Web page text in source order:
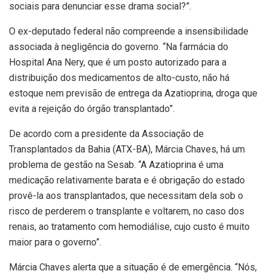
sociais para denunciar esse drama social?”.
O ex-deputado federal não compreende a insensibilidade
associada à negligência do governo. “Na farmácia do
Hospital Ana Nery, que é um posto autorizado para a
distribuição dos medicamentos de alto-custo, não há
estoque nem previsão de entrega da Azatioprina, droga que
evita a rejeição do órgão transplantado”.
De acordo com a presidente da Associação de
Transplantados da Bahia (ATX-BA), Márcia Chaves, há um
problema de gestão na Sesab. “A Azatioprina é uma
medicação relativamente barata e é obrigação do estado
provê-la aos transplantados, que necessitam dela sob o
risco de perderem o transplante e voltarem, no caso dos
renais, ao tratamento com hemodiálise, cujo custo é muito
maior para o governo”.
Márcia Chaves alerta que a situação é de emergência. “Nós,